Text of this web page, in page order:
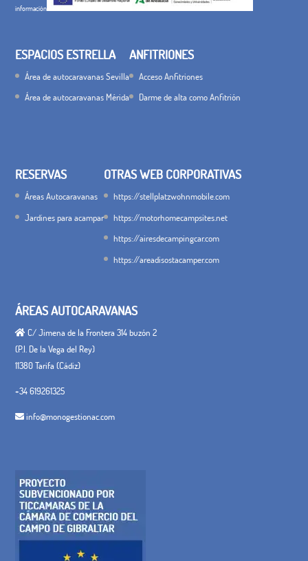
información
ESPACIOS ESTRELLA
Área de autocaravanas Sevilla
Área de autocaravanas Mérida
ANFITRIONES
Acceso Anfitriones
Darme de alta como Anfitrión
RESERVAS
Áreas Autocaravanas
Jardines para acampar
OTRAS WEB CORPORATIVAS
https://stellplatzwohnmobile.com
https://motorhomecampsites.net
https://airesdecampingcar.com
https://areadisostacamper.com
ÁREAS AUTOCARAVANAS
C/ Jimena de la Frontera 314 buzón 2
(P.I. De la Vega del Rey)
11380 Tarifa (Cádiz)
+34 619261325
info@monogestionac.com